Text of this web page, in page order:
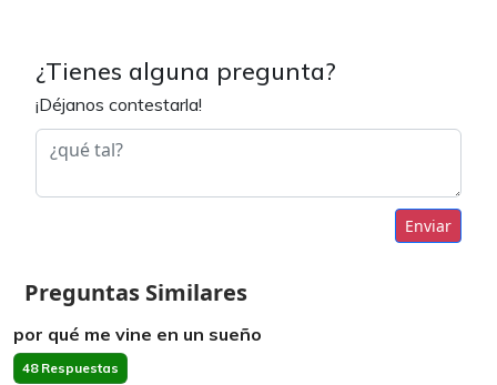
¿Tienes alguna pregunta?
¡Déjanos contestarla!
Enviar
Preguntas Similares
por qué me vine en un sueño
48 Respuestas